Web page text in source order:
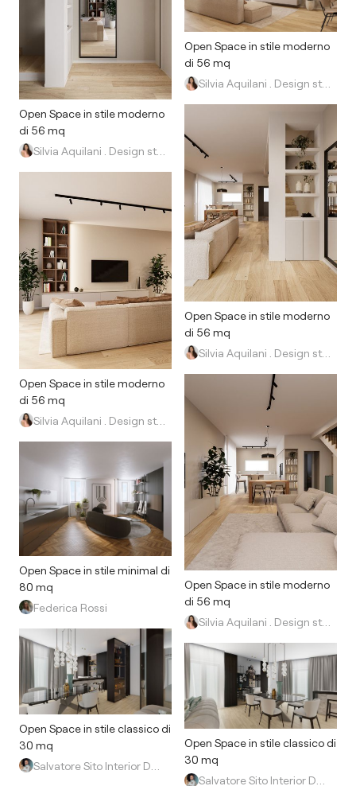
Open Space in stile moderno
di 56 mq
Open Space in stile moderno
di 56 mq
Open Space in stile minimal di
80 mq
Federica Rossi
Open Space in stile classico di
30 mq
Open Space in stile moderno
di 56 mq
Open Space in stile moderno
di 56 mq
Open Space in stile moderno
di 56 mq
Open Space in stile classico di
30 mq